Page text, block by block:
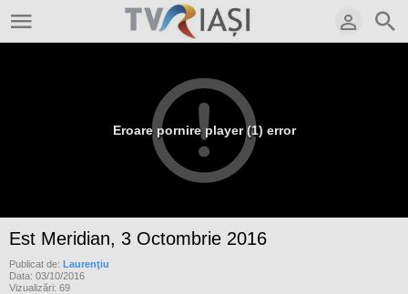
Eroare pornire player (1) error
Est Meridian, 3 Octombrie 2016
Publicat de: Laurenţiu
Data: 03/10/2016
Vizualizări: 69